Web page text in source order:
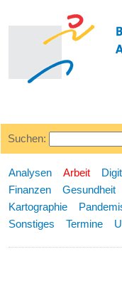
Suchen:
Analysen Arbeit
Finanzen
Gesundheit
Kartographie
Sonstiges
Termine